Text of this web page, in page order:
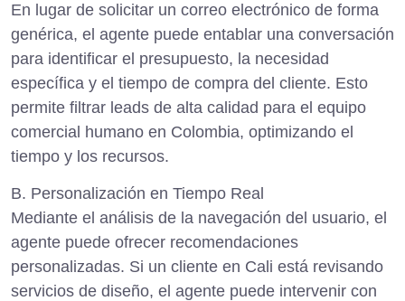
En lugar de solicitar un correo electrónico de forma
genérica, el agente puede entablar una conversación
para identificar el presupuesto, la necesidad
específica y el tiempo de compra del cliente. Esto
permite filtrar leads de alta calidad para el equipo
comercial humano en Colombia, optimizando el
tiempo y los recursos.
B. Personalización en Tiempo Real
Mediante el análisis de la navegación del usuario, el
agente puede ofrecer recomendaciones
personalizadas. Si un cliente en Cali está revisando
servicios de diseño, el agente puede intervenir con